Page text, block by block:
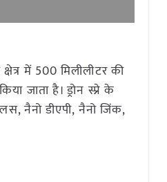
में 500 मिलीलीटर की
जाता है। ड्रोन स्प्रे के
नैनो डीएपी, नैनो जिंक,